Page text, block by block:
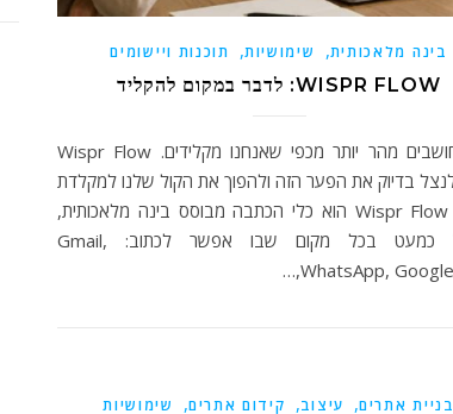
בינה מלאכותית, שימושיות, תוכנות ויישומים
WISPR FLOW: לדבר במקום להקליד
רובנו חושבים מהר יותר מכפי שאנחנו מקלידים. Wispr Flow
בדיוק את הפער הזה ולהפוך את הקול שלנו למקלדת
חכמה. Wispr Flow הוא כלי הכתבה מבוסס בינה מלאכותית,
שפועל כמעט בכל מקום שבו אפשר לכתוב: Gmail,
WhatsApp, Google
בניית אתרים, עיצוב, קידום אתרים, שימושיות